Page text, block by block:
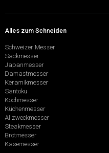
Alles zum Schneiden
Schweizer Messer
Sackmesser
Japanmesser
Damastmesser
Keramikmesser
Santoku
Kochmesser
Küchenmesser
Allzweckmesser
Steakmesser
Brotmesser
Käsemesser